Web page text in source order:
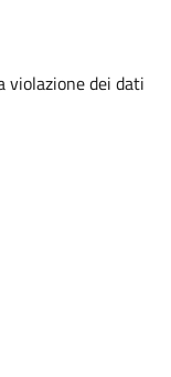
violazione dei dati